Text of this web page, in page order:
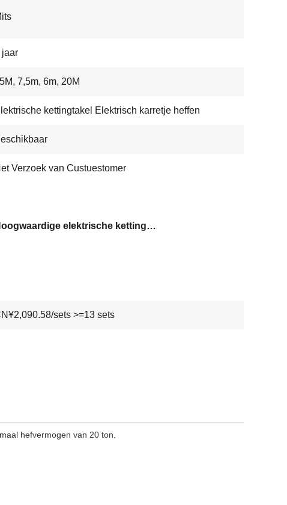
jaar
7,5m, 6m, 20M
kettingtakel Elektrisch karretje heffen
Verzoek van Custuestomer
Hoogwaardige elektrische kettingwinch
sets >=13 sets
hefvermogen van 20 ton.